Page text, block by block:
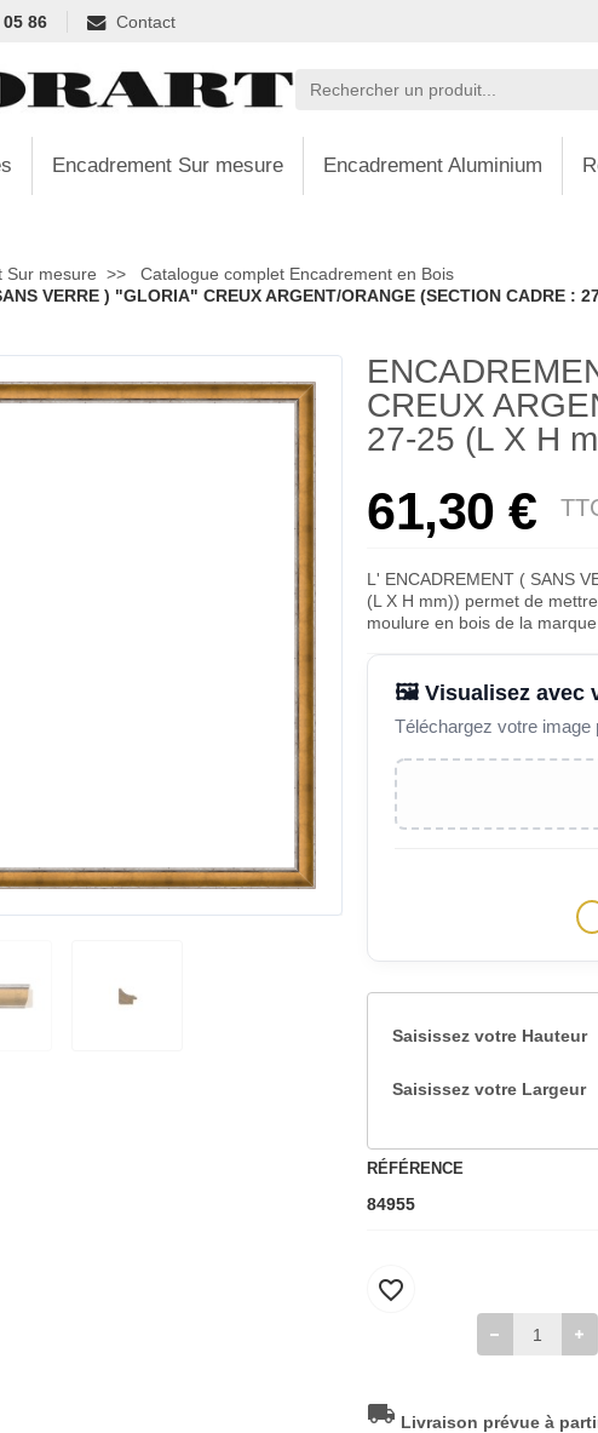
86 Contact
Encadrement Sur mesure Encadrement Aluminium
Sur mesure
Catalogue complet Encadrement en Bois
VERRE ) "GLORIA" CREUX ARGENT/ORANGE (SECTION CADRE :
CREUX
27-25 (L X H
61,30 €
L' ENCADREMENT ( SANS
(L X H mm)) permet de
moulure en bois de la
🖼️ Visualisez avec
Téléchargez votre image
Saisissez votre Hauteur
Saisissez votre Largeur
RÉFÉRENCE
84955
favorite_border
local_shipping Livraison prévue à